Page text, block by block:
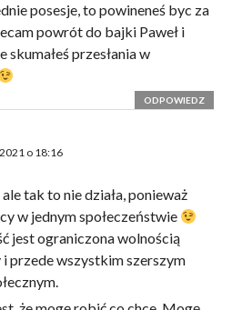
posesje, to powineneś byc za
powrót do bajki Paweł i
skumałeś przesłania w
ODPOWIEDZ
o 18:16
tak to nie działa, ponieważ
w jednym społeczeństwie
jest ograniczona wolnością
przede wszystkim szerszym